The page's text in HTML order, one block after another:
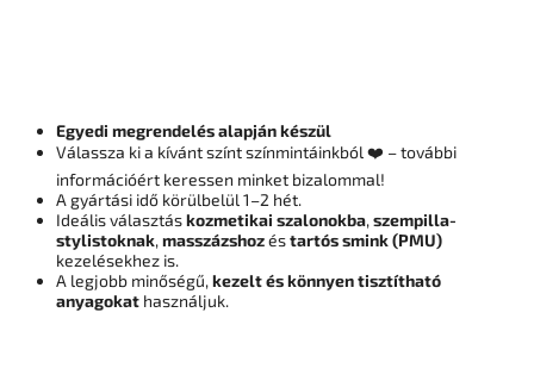
Egyedi megrendelés alapján készül
Válassza ki a kívánt színt színmintáinkból ❤️ – további
információért keressen minket bizalommal!
A gyártási idő körülbelül 1–2 hét.
Ideális választáskozmetikai szalonokba,szempilla-
stylistoknak,masszázshozéstartós smink (PMU)
kezelésekhez is.
A legjobb minőségű,kezelt és könnyen tisztítható
anyagokat használjuk.